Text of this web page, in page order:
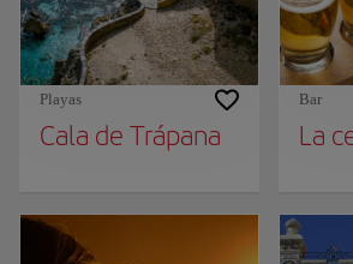
Playas
Cala de Trápana
Bar
La